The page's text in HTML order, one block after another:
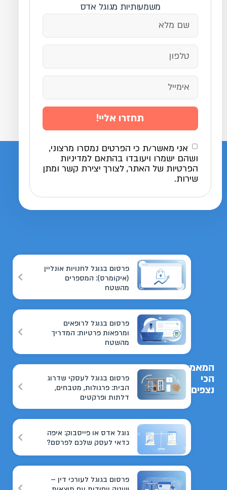
משמעותיות מגוגל אדס
אני מאשר/ת כי הפרטים נמסרו מרצוני,
ושהם ישמרו ויעובדו בהתאם למדיניות
הפרטיות של האתר, לצורך יצירת קשר ומתן
שירות.
תחזרו אליי!
המאמרים
הכי
נצפים
פרסום בגוגל לחנויות אונליין
(איקומרס): המספרים
מהשטח
פרסום בגוגל לרופאים
ומרפאות פרטיות: המדריך
מהשטח
פרסום בגוגל לעסקי שדרוג
הבית: פרגולות, מטבחים,
דלתות ופרקטים
גוגל אדס או פייסבוק: איפה
כדאי לעסק שלכם לפרסם?
פרסום בגוגל לעורכי דין –